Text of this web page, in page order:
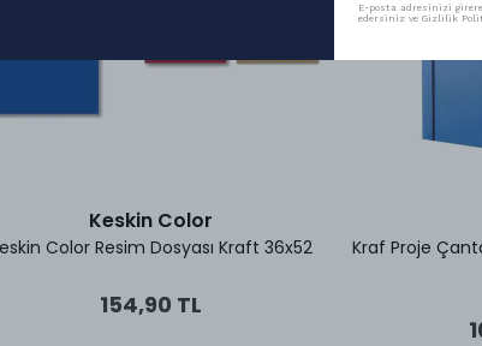
Keskin Color
Color Resim Dosyası Kraft 36x52
154,90 TL
Kraf Proje
E-posta adresinizi
edersiniz ve Gizlilik